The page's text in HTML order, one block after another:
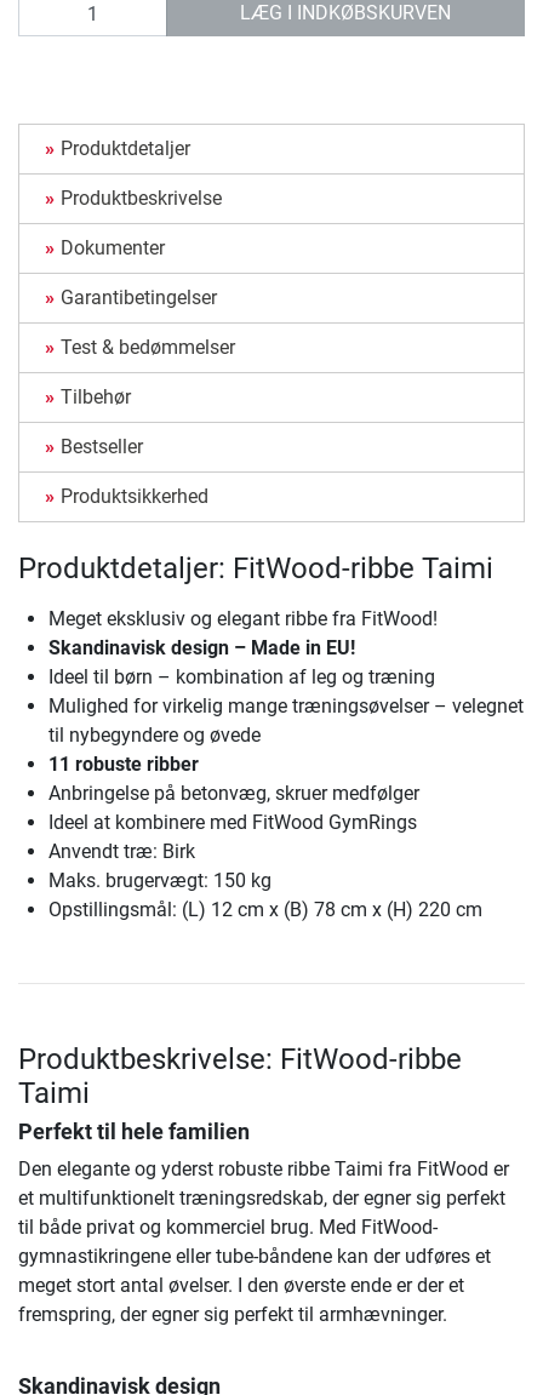
LÆG I INDKØBSKURVEN
Produktdetaljer
Produktbeskrivelse
Dokumenter
Garantibetingelser
Test & bedømmelser
Tilbehør
Bestseller
Produktsikkerhed
Produktdetaljer: FitWood-ribbe Taimi
Meget eksklusiv og elegant ribbe fra FitWood!
Skandinavisk design – Made in EU!
Ideel til børn – kombination af leg og træning
Mulighed for virkelig mange træningsøvelser – velegnet
til nybegyndere og øvede
11 robuste ribber
Anbringelse på betonvæg, skruer medfølger
Ideel at kombinere med FitWood GymRings
Anvendt træ: Birk
Maks. brugervægt: 150 kg
Opstillingsmål: (L) 12 cm x (B) 78 cm x (H) 220 cm
Produktbeskrivelse: FitWood-ribbe
Taimi
Perfekt til hele familien
Den elegante og yderst robuste ribbe Taimi fra FitWood er
et multifunktionelt træningsredskab, der egner sig perfekt
til både privat og kommerciel brug. Med FitWood-
gymnastikringene eller tube-båndene kan der udføres et
meget stort antal øvelser. I den øverste ende er der et
fremspring, der egner sig perfekt til armhævninger.
Skandinavisk design